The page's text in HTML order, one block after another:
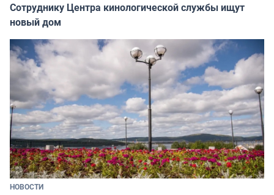
Сотруднику Центра кинологической службы ищут
новый дом
НОВОСТИ